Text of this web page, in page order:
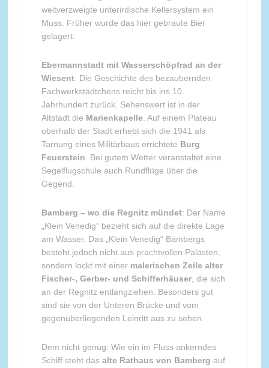
weitverzweigte unterirdische Kellersystem ein
Muss. Früher wurde das hier gebraute Bier
gelagert.
Ebermannstadt mit Wasserschöpfrad an der
Wiesent: Die Geschichte des bezaubernden
Fachwerkstädtchens reicht bis ins 10.
Jahrhundert zurück. Sehenswert ist in der
Altstadt die Marienkapelle . Auf einem Plateau
oberhalb der Stadt erhebt sich die 1941 als
Tarnung eines Militärbaus errichtete Burg
Feuerstein . Bei gutem Wetter veranstaltet eine
Segelflugschule auch Rundflüge über die
Gegend.
Bamberg – wo die Regnitz mündet: Der Name
„Klein Venedig“ bezieht sich auf die direkte Lage
am Wasser. Das „Klein Venedig“ Bambergs
besteht jedoch nicht aus prachtvollen Palästen,
sondern lockt mit einer malerischen Zeile alter
Fischer-, Gerber- und Schifferhäuser, die sich
an der Regnitz entlangziehen. Besonders gut
sind sie von der Unteren Brücke und vom
gegenüberliegenden Leinritt aus zu sehen.
Dem nicht genug: Wie ein im Fluss ankerndes
Schiff steht das alte Rathaus von Bamberg auf